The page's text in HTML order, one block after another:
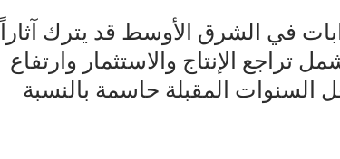
في الشرق الأوسط قد يترك آثاراً
تراجع الإنتاج والاستثمار وارتفاع
السنوات المقبلة حاسمة بالنسبة